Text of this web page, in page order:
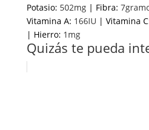
Potasio: 502mg| Fibra: 7
Vitamina A: 166IU | Vitamina
| Hierro: 1 mg
Quizás te pueda